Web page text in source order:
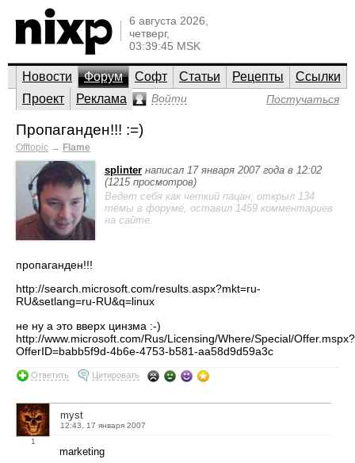
6 августа 2026,
четверг,
03:39:45 MSK
Новости Форум Софт Статьи Рецепты
Ссылки
Проект
Реклама Войти Постучаться
Пропаганден!!! :=)
Offtopic → Flame
splinter написал 17 января 2007 года в 12:02
(1215 просмотров)
Ведет себя как четкий пацан; открыл 134
темы в форуме, оставил 1459 комментариев
на сайте.
пропаганден!!!
http://search.microsoft.com/results.aspx?mkt=ru-
RU&setlang=ru-RU&q=linux
не ну а это вверх цинзма :-)
http://www.microsoft.com/Rus/Licensing/Where/Special/Offer.mspx?
OfferID=babb5f9d-4b6e-4753-b581-aa58d9d59a3c
Ответить Цитировать
1
myst
12:43, 17 января 2007
marketing